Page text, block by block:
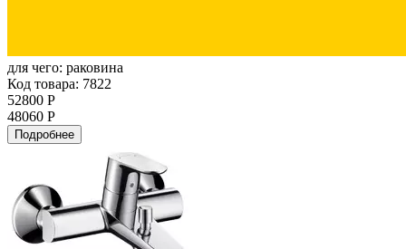
для чего: раковина
Код товара: 7822
52800 Р
48060 Р
Подробнее